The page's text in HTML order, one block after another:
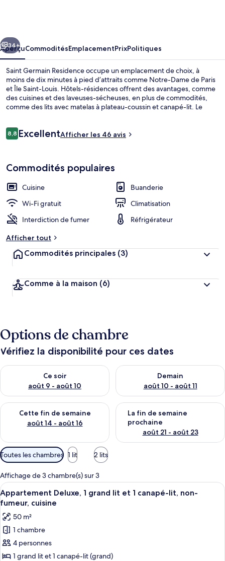
Suivant
34+
AperçuCommoditésEmplacementPrixPolitiques
Saint Germain Residence occupe un emplacement de choix, à
moins de dix minutes à pied d’attraits comme Notre-Dame de Paris
et Île Saint-Louis. Hôtels-résidences offrent des avantages, comme
des cuisines et des laveuses-sécheuses, en plus de commodités,
comme des lits avec matelas à plateau-coussin et canapé-lit. Le
Saint-Michel-Notre-Dame est à 7 minutes.
Avis
8,88,8 sur 10 –
ExcellentAfficher les 46 avis
Commodités populaires
Cuisine
Buanderie
Wi-Fi gratuit
Climatisation
Interdiction de fumer
Réfrigérateur
Afficher tout
Commodités principales (3)
Comme à la maison (6)
Options de chambre
Vérifiez la disponibilité pour ces dates
Ce soir
août 9 - août 10
Vérifier la disponibilité pour ce soir août 9 - août 10
Demain
août 10 - août 11
Vérifier la disponibilité pour
Cette fin de semaine
août 14 - août 16
Vérifier la disponibilité pour cette fin de semaine août 14 -
La fin de semaine
prochaine
août 21 - août 23
Vérifier la disponibilité pour
Filtres
disponibles
pour
les
chambres
Toutes les chambres 1 lit 2 lits
Affichage de 3 chambre(s) sur 3
Afficher
toutes
les
photos
pour
ce
type
Une chambre moderne avec un
10
Appartement Deluxe, 1 grand lit et 1 canapé-lit, non-
fumeur, cuisine
50 m²
1 chambre
4 personnes
1 grand lit et 1 canapé-lit (grand)